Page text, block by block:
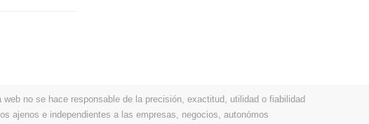
no se hace responsable de la precisión, exactitud, utilidad o fiabilidad
ajenos e independientes a las empresas, negocios, autonómos